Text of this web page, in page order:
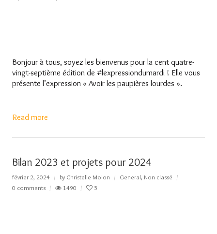
Bonjour à tous, soyez les bienvenus pour la cent quatre-
vingt-septième édition de #lexpressiondumardi ! Elle vous
présente l’expression « Avoir les paupières lourdes ».
Read more
Bilan 2023 et projets pour 2024
février 2, 2024 by Christelle Molon General, Non classé
0 comments
1490 5